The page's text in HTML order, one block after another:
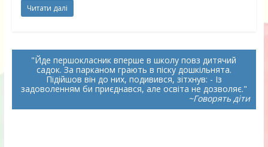
Читати далі
Йде першокласник вперше в школу повз дитячий
садок. За парканом грають в піску дошкільнята.
Підійшов він до них, подивився, зітхнув: - Із
задоволенням би приєднався, але освіта не дозволяє.
~Говорять діти